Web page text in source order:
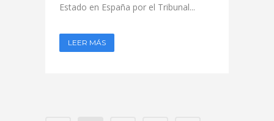
Estado en España por el Tribunal...
LEER MÁS